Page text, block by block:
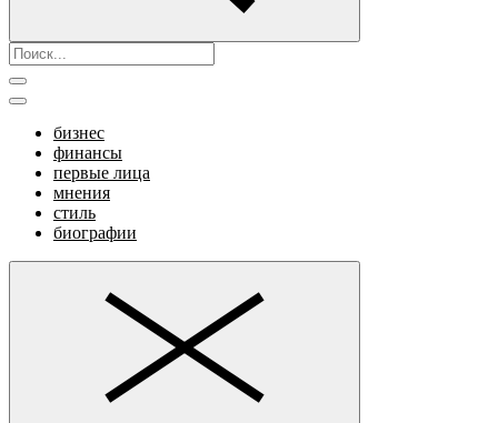
бизнес
финансы
первые лица
мнения
стиль
биографии